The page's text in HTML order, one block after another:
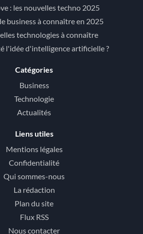
: les nouvelles techno 2025
business à connaître en 2025
technologies à connaître
l'idée d'intelligence artificielle ?
Catégories
Business
Technologie
Actualités
Liens utiles
Mentions légales
Confidentialité
Qui sommes-nous
La rédaction
Plan du site
Flux RSS
Nous contacter